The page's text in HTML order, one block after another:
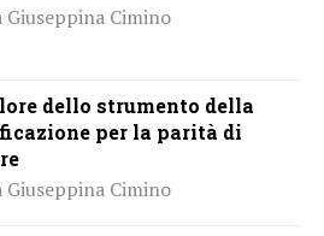
Giuseppina Cimino
dello strumento della
per la parità di
Giuseppina Cimino